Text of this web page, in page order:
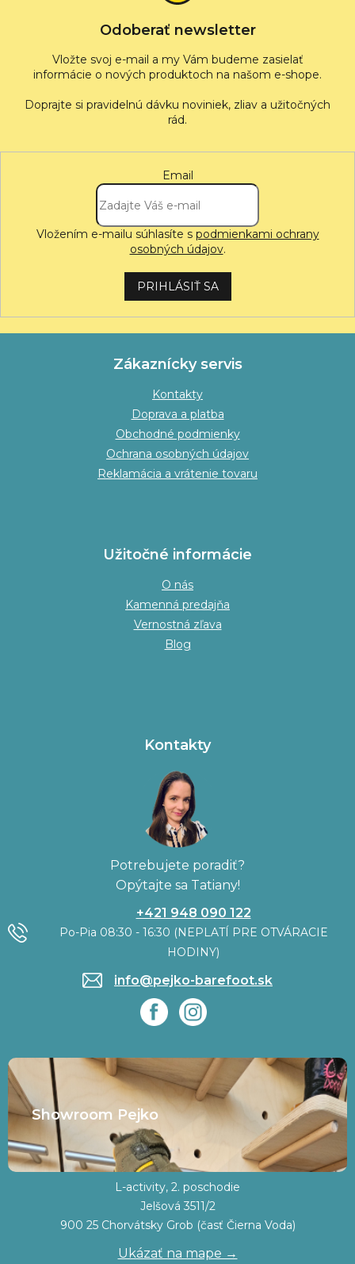
Odoberať newsletter
Vložte svoj e-mail a my Vám budeme zasielať
informácie o nových produktoch na našom e-shope.
Email
Vložením e-mailu súhlasíte s podmienkami ochrany
osobných údajov.
PRIHLÁSIŤ SA
Zákaznícky servis
Kontakty
Doprava a platba
Obchodné podmienky
Ochrana osobných údajov
Reklamácia a vrátenie tovaru
Užitočné informácie
O nás
Kamenná predajňa
Vernostná zľava
Blog
Kontakty
Potrebujete poradiť?
Opýtajte sa Tatiany!
+421 948 090 122
Po-Pia 08:30 - 16:30 (NEPLATÍ PRE OTVÁRACIE
HODINY)
info@pejko-barefoot.sk
Showroom Pejko
L-activity, 2. poschodie
Jelšová 3511/2
900 25 Chorvátsky Grob (časť Čierna Voda)
Ukázať na mape →